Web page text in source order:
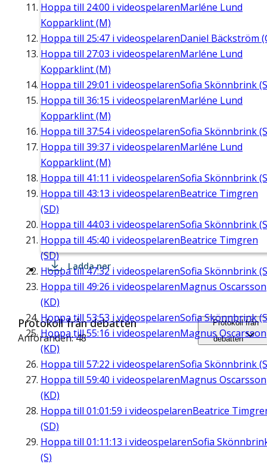
Hoppa till 24:00 i videospelarenMarléne Lund
Kopparklint (M)
Hoppa till 25:47 i videospelarenDaniel Bäckström
Hoppa till 27:03 i videospelarenMarléne Lund
Kopparklint (M)
Hoppa till 29:01 i videospelarenSofia Skönnbrink
Hoppa till 36:15 i videospelarenMarléne Lund
Kopparklint (M)
Hoppa till 37:54i videospelarenSofia Skönnbrink
Hoppa till 39:37 i videospelarenMarléne Lund
Kopparklint (M)
Hoppa till 41:11 i videospelarenSofia Skönnbrink
Hoppa till 43:13 i videospelarenBeatrice Timgren
(SD)
Hoppa till 44:03 i videospelarenSofia Skönnbrink
Hoppa till 45:40 i videospelarenBeatrice Timgren
(SD)
Hoppa till47:32 i videospelarenSofia Skönnbrink
Hoppa till 49:26 i videospelarenMagnus Oscarsson
(KD)
Hoppa till 53:53 i videospelarenSofia Skönnbrink
Hoppa till55:16 i videospelarenMagnus Oscarsson
(KD)
Hoppa till 57:22 i videospelarenSofia Skönnbrink
Hoppa till 59:40 i videospelarenMagnus Oscarsson
(KD)
Hoppa till 01:01:59 i videospelarenBeatrice
(SD)
Hoppa till 01:11:13 i videospelarenSofia
(S)
Ladda ner
Protokoll från debatten
Anföranden: 48
Protokoll från
debatten